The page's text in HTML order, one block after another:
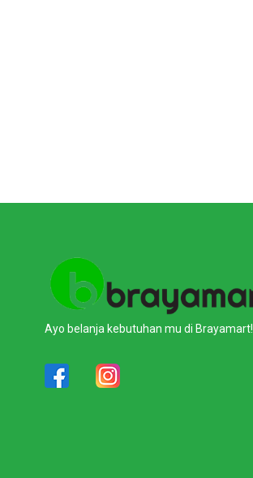
Ayo belanja kebutuhan mu di Brayamart!